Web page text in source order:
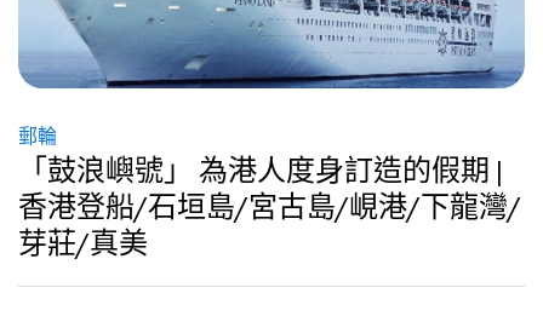
郵輪
「鼓浪嶼號」 為港人度身訂造的假期 |
香港登船/石垣島/宮古島/峴港/下龍灣/
芽莊/真美